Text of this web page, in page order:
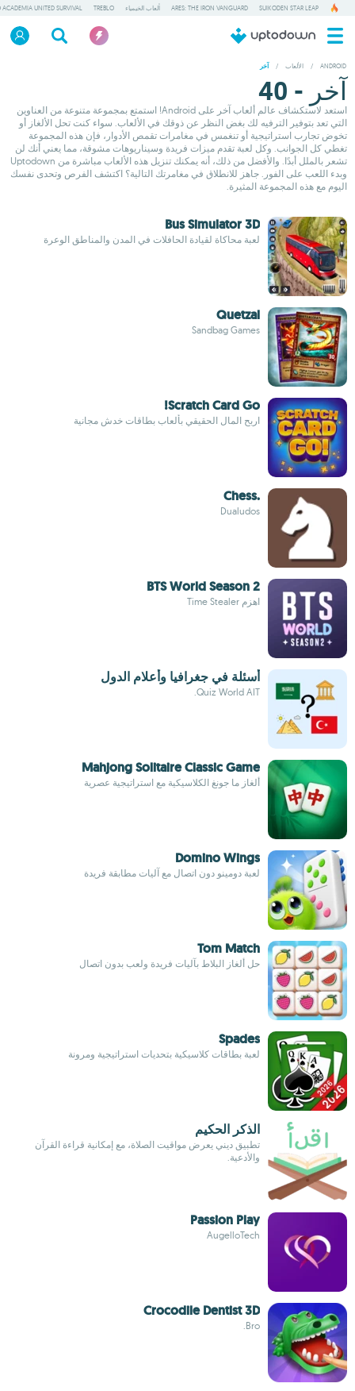
SUIKODEN STAR LEAP
ARES: THE IRON VANGUARD ألعاب الخيمياء TREBLO
ACADEMIA UNITED SURVIVAL
ANDROID
/ الألعاب / آخر
آخر - 40
استعد لاستكشاف عالم ألعاب آخر على Android! استمتع بمجموعة متنوعة من العناوين
التي تعد بتوفير الترفيه لك بغض النظر عن ذوقك في الألعاب. سواء كنت تحل الألغاز أو
تخوض تجارب استراتيجية أو تنغمس في مغامرات تقمص الأدوار، فإن هذه المجموعة
تغطي كل الجوانب. وكل لعبة تقدم ميزات فريدة وسيناريوهات مشوقة، مما يعني أنك لن
تشعر بالملل أبدًا. والأفضل من ذلك، أنه يمكنك تنزيل هذه الألعاب مباشرة من Uptodown
وبدء اللعب على الفور. جاهز للانطلاق في مغامرتك التالية؟ اكتشف الفرص وتحدى نفسك
اليوم مع هذه المجموعة المثيرة.
Bus Simulator 3D
لعبة محاكاة لقيادة الحافلات في المدن والمناطق الوعرة
Quetzal
Sandbag Games
Scratch Card Go!
اربح المال الحقيقي بألعاب بطاقات خدش مجانية
.Chess
Dualudos
BTS World Season 2
اهزم Time Stealer
أسئلة في جغرافيا وأعلام الدول
Quiz World AIT.
Mahjong Solitaire Classic Game
ألغاز ما جونغ الكلاسيكية مع استراتيجية عصرية
Domino Wings
لعبة دومينو دون اتصال مع آليات مطابقة فريدة
Tom Match
حل ألغاز البلاط بآليات فريدة ولعب بدون اتصال
Spades
لعبة بطاقات كلاسيكية بتحديات استراتيجية ومرونة
الذكر الحكيم
تطبيق ديني يعرض مواقيت الصلاة، مع إمكانية قراءة القرآن
والأدعية.
Passion Play
AugelloTech
Crocodile Dentist 3D
Bro.